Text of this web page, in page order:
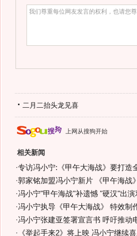
二月二抬头龙见喜
上网从搜狗开始
相关新闻
·专访冯小宁:《甲午大海战》要打造
·郭家铭加盟冯小宁新片 《甲午海战
·冯小宁"甲午海战"补遗憾 "硬汉"出演
·冯小宁执导《甲午大海战》 特效制
·冯小宁张建亚签署宣言书 呼吁推动
· 《举起手来2》将上映 冯小宁继续